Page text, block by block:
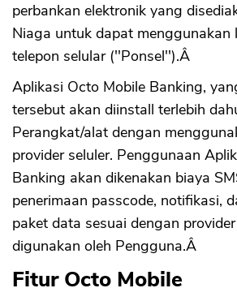
perbankan elektronik yang
Niaga untuk dapat menggunakan
telepon selular (''Ponsel'').Â
Aplikasi Octo Mobile Banking,
tersebut akan diinstall terlebih
Perangkat/alat dengan
provider seluler. Penggunaan
Banking akan dikenakan biaya
penerimaan passcode, notifikasi,
paket data sesuai dengan
digunakan oleh Pengguna.Â
Fitur Octo Mobile